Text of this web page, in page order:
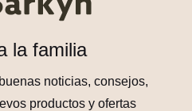
la familia
noticias, consejos,
productos y ofertas